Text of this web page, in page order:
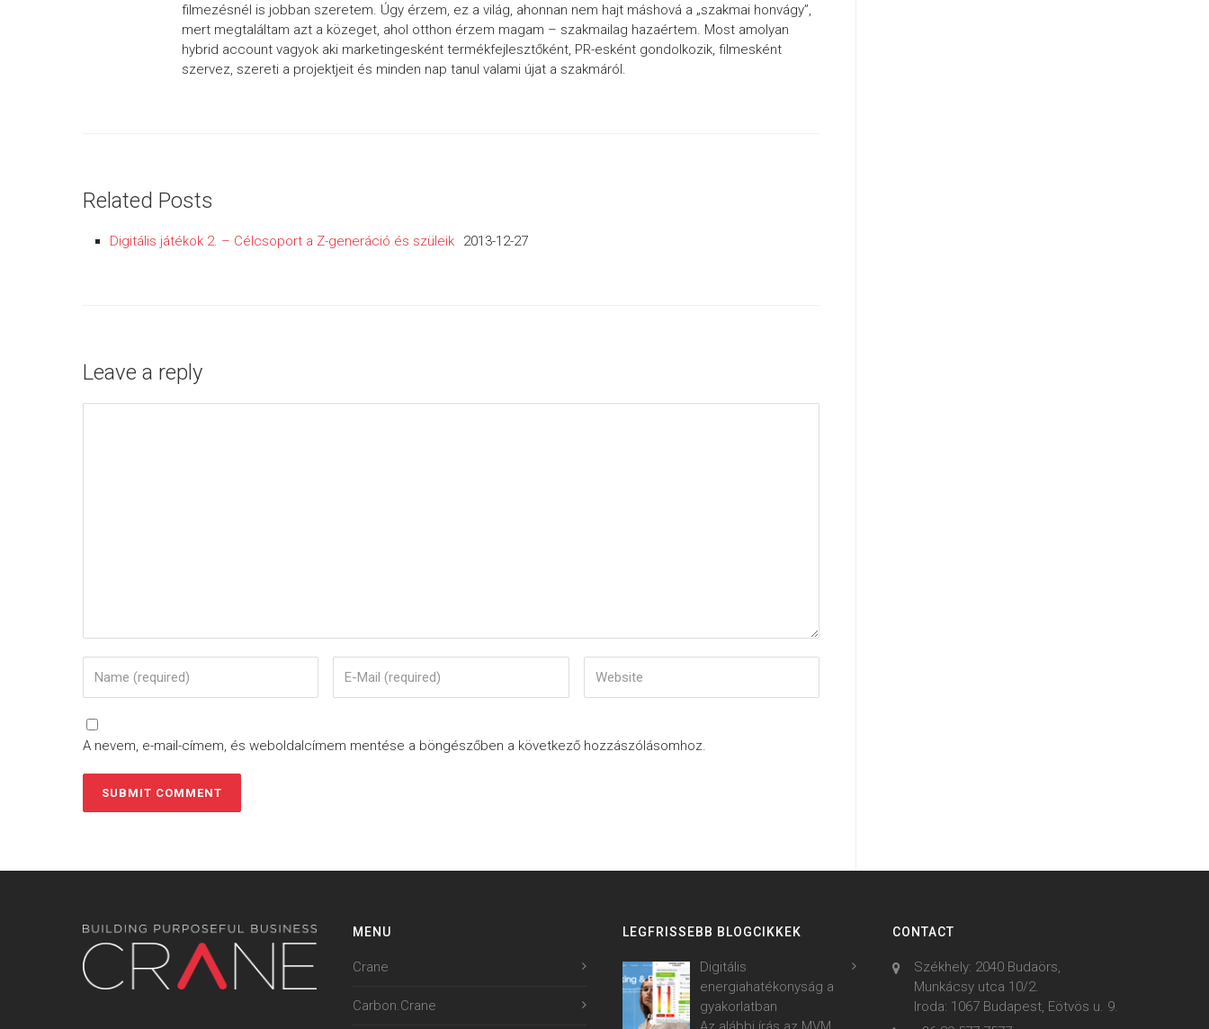
filmezésnél is jobban szeretem. Úgy érzem, ez a világ, ahonnan nem hajt máshová a „szakmai honvágy”,
mert megtaláltam azt a közeget, ahol otthon érzem magam – szakmailag hazaértem. Most amolyan
hybrid account vagyok aki marketingesként termékfejlesztőként, PR-esként gondolkozik, filmesként
szervez, szereti a projektjeit és minden nap tanul valami újat a szakmáról.
Related Posts
Digitális játékok 2. – Célcsoport a Z-generáció és szüleik 2013-12-27
Leave a reply
A nevem, e-mail-címem, és weboldalcímem mentése a böngészőben a következő hozzászólásomhoz.
MENU
Crane
Carbon.Crane
LEGFRISSEBB BLOGCIKKEK
Digitális
energiahatékonyság a
gyakorlatban
CONTACT
Székhely: 2040 Budaörs,
Munkácsy utca 10/2.
Iroda: 1067 Budapest, Eötvös u. 9.